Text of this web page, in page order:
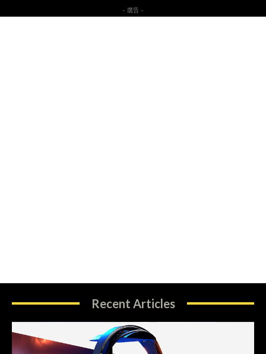
- 廣告 -
Recent Articles